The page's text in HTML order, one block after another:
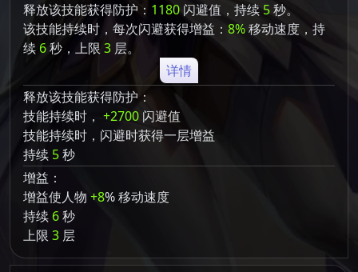
释放该技能获得防护： 1180 闪避值，持续5秒。
该技能持续时，每次闪避获得增益： 8%移动速度，持
续 6秒，上限 3 层。
详情
释放该技能获得防护：
技能持续时， +2700 闪避值
技能持续时，闪避时获得一层增益
持续 5秒
增益：
增益使人物 +8% 移动速度
持续6秒
上限 3 层